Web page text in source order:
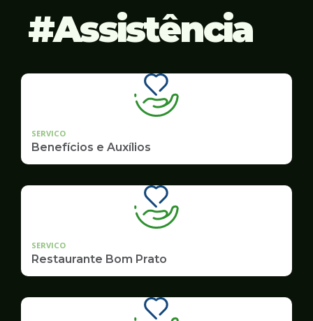
Assistência
SERVICO
Benefícios e Auxílios
SERVICO
Restaurante Bom Prato